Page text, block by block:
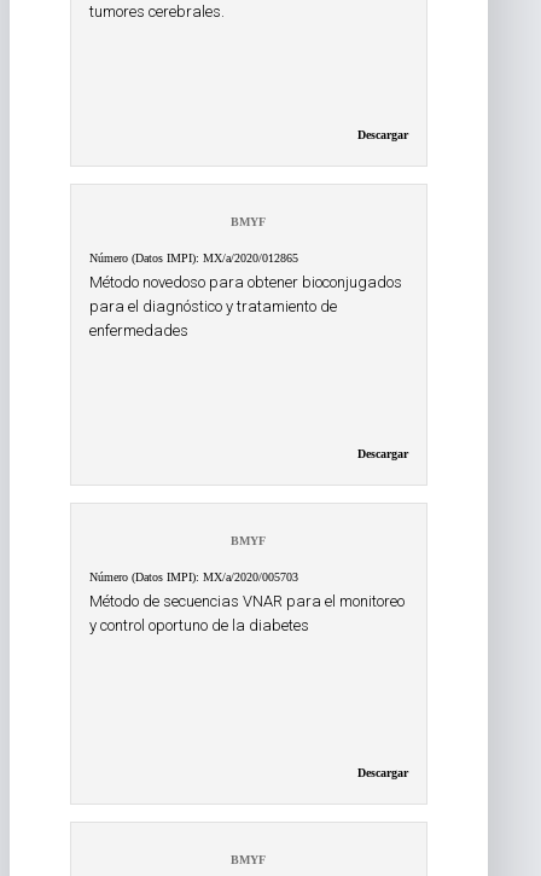
tumores cerebrales.
Descargar
BMYF
Número (Datos IMPI): MX/a/2020/012865
Método novedoso para obtener bioconjugados
para el diagnóstico y tratamiento de
enfermedades
Descargar
BMYF
Número (Datos IMPI): MX/a/2020/005703
Método de secuencias VNAR para el monitoreo
y control oportuno de la diabetes
Descargar
BMYF